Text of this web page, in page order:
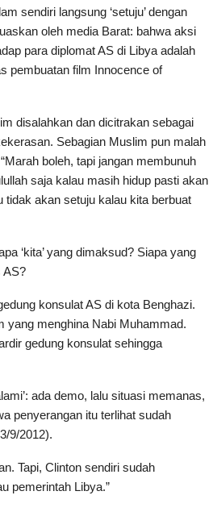
sendiri langsung ‘setuju’ dengan
oleh media Barat: bahwa aksi
para diplomat AS di Libya adalah
pembuatan film Innocence of
disalahkan dan dicitrakan sebagai
Sebagian Muslim pun malah
boleh, tapi jangan membunuh
saja kalau masih hidup pasti akan
tidak akan setuju kalau kita berbuat
‘kita’ yang dimaksud? Siapa yang
AS?
konsulat AS di kota Benghazi.
yang menghina Nabi Muhammad.
gedung konsulat sehingga
ada demo, lalu situasi memanas,
penyerangan itu terlihat sudah
9/2012).
Tapi, Clinton sendiri sudah
pemerintah Libya.”